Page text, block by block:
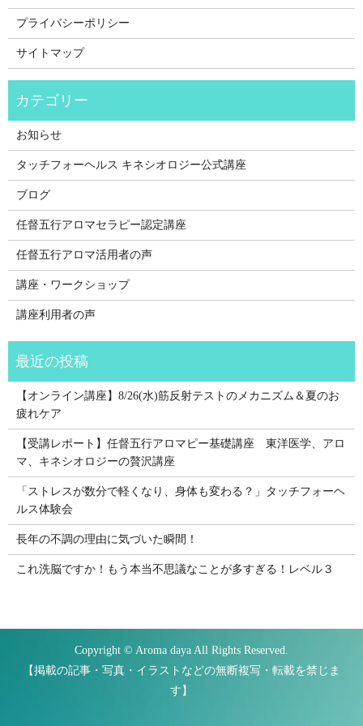
プライバシーポリシー
サイトマップ
お知らせ
タッチフォーヘルス キネシオロジー公式講座
ブログ
任督五行アロマセラピー認定講座
任督五行アロマ活用者の声
講座・ワークショップ
講座利用者の声
【オンライン講座】8/26(水)筋反射テストのメカニズム＆夏のお
疲れケア
【受講レポート】任督五行アロマピー基礎講座 東洋医学、アロ
マ、キネシオロジーの贅沢講座
「ストレスが数分で軽くなり、身体も変わる？」タッチフォーヘ
ルス体験会
長年の不調の理由に気づいた瞬間！
これ洗脳ですか！もう本当不思議なことが多すぎる！レベル３
Copyright © Aroma daya All Rights Reserved.
【掲載の記事・写真・イラストなどの無断複写・転載を禁じま
す】